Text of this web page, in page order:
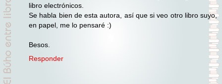
libro electrónicos.
Se habla bien de esta autora, así que si veo otro libro suyo,
en papel, me lo pensaré :)
Besos.
Responder